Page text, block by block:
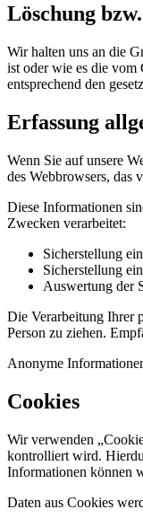
Löschung
Wir halten uns an die
ist oder wie es die vom
entsprechend den
Erfassung
Wenn Sie auf unsere
des Webbrowsers, das
Diese Informationen
Zwecken verarbeitet:
Sicherstellung
Sicherstellung
Auswertung der
Die Verarbeitung Ihrer
Person zu ziehen.
Anonyme
Cookies
Wir verwenden
kontrolliert wird.
Informationen können
Daten aus Cookies